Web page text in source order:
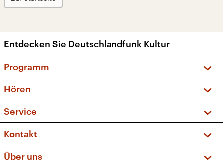
Entdecken Sie Deutschlandfunk Kultur
Programm
Sendungen und Podcasts
Musikliste
Kakadu – Das Kinderprogramm
Hören
Frequenzen (UKW + DAB+)
Service
FAQ
Apps
Newsletter
Kontakt
Über uns